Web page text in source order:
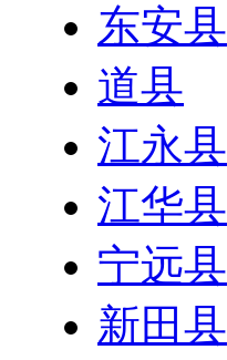
东安县
道县
江永县
江华县
宁远县
新田县